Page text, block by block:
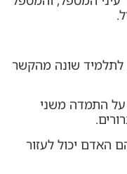
לתלמיד שונה מהקשר
על התמדה משני
האדם יכול לעזור